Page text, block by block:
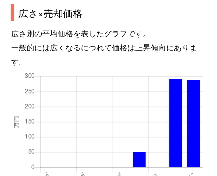
広さ×売却価格
広さ別の平均価格を表したグラフです。
一般的には広くなるにつれて価格は上昇傾向にありま
す。